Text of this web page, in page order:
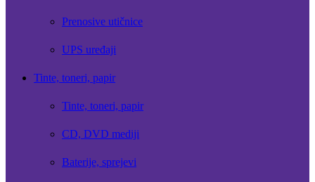
Prenosive utičnice
UPS uređaji
Tinte, toneri, papir
Tinte, toneri, papir
CD, DVD mediji
Baterije, sprejevi